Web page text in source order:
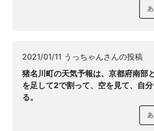
2021/01/11 うっちゃんさんの投稿
猪名川町の天気予報は、京都府南部
を足して2で割って、空を見て、自
る。